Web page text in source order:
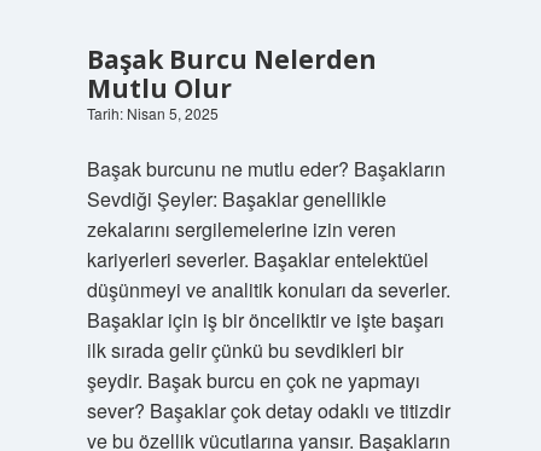
Başak Burcu Nelerden
Mutlu Olur
Tarih: Nisan 5, 2025
Başak burcunu ne mutlu eder? Başakların
Sevdiği Şeyler: Başaklar genellikle
zekalarını sergilemelerine izin veren
kariyerleri severler. Başaklar entelektüel
düşünmeyi ve analitik konuları da severler.
Başaklar için iş bir önceliktir ve işte başarı
ilk sırada gelir çünkü bu sevdikleri bir
şeydir. Başak burcu en çok ne yapmayı
sever? Başaklar çok detay odaklı ve titizdir
ve bu özellik vücutlarına yansır. Başakların